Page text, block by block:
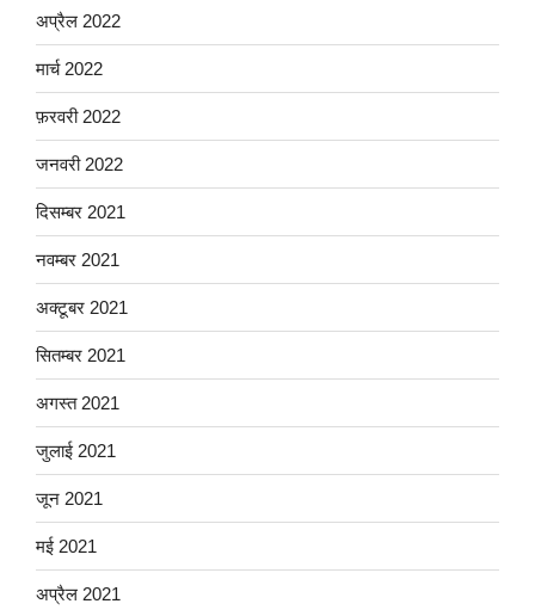
अप्रैल 2022
मार्च 2022
फ़रवरी 2022
जनवरी 2022
दिसम्बर 2021
नवम्बर 2021
अक्टूबर 2021
सितम्बर 2021
अगस्त 2021
जुलाई 2021
जून 2021
मई 2021
अप्रैल 2021